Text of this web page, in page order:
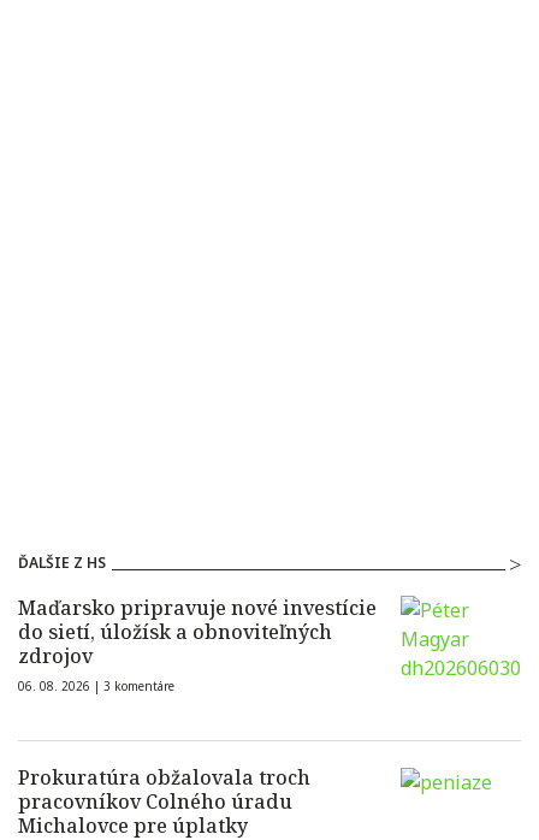
ĎALŠIE Z HS
Maďarsko pripravuje nové investície
do sietí, úložísk a obnoviteľných
zdrojov
06. 08. 2026 | 3 komentáre
Prokuratúra obžalovala troch
pracovníkov Colného úradu
Michalovce pre úplatky